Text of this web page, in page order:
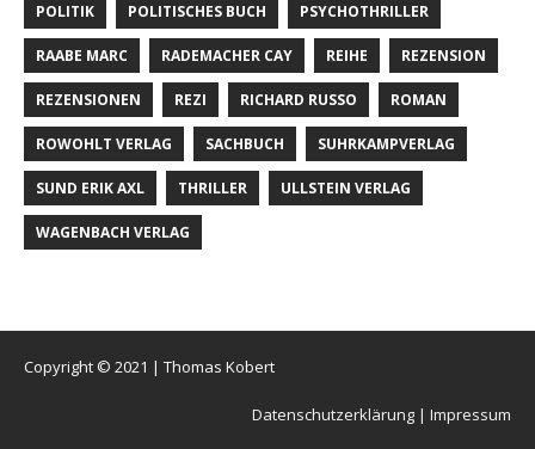
POLITIK POLITISCHES BUCH PSYCHOTHRILLER
RAABE MARC RADEMACHER CAY REIHE REZENSION
REZENSIONEN REZI RICHARD RUSSO ROMAN
ROWOHLT VERLAG SACHBUCH SUHRKAMPVERLAG
SUND ERIK AXL THRILLER ULLSTEIN VERLAG
WAGENBACH VERLAG
Copyright © 2021 | Thomas Kobert
Datenschutzerklärung | Impressum